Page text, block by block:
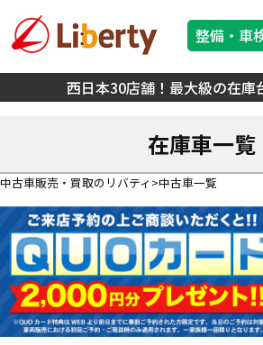
西日本30店舗！最大級の在庫
整備・車
在庫車一覧
中古車販売・買取のリバティ 中古車一覧